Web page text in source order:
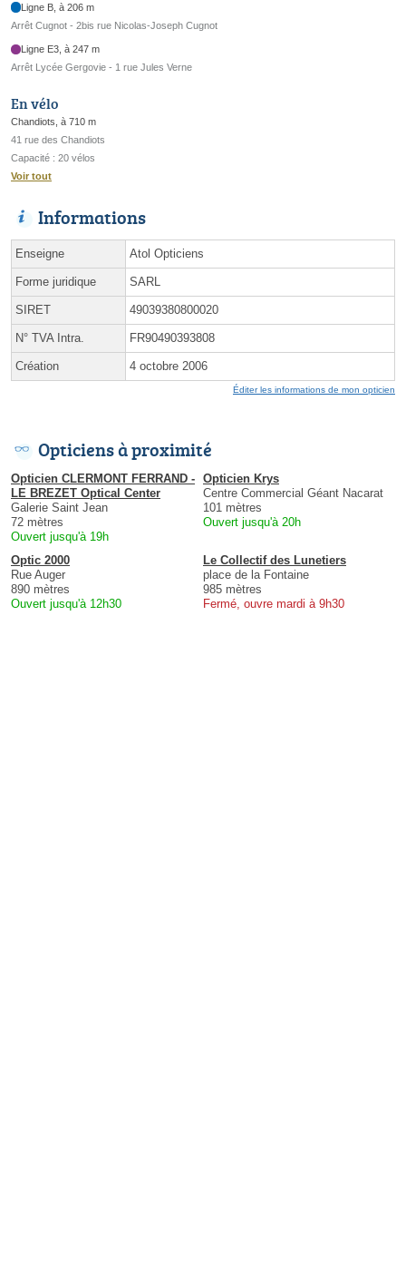
Ligne B, à 206 m
Arrêt Cugnot - 2bis rue Nicolas-Joseph Cugnot
Ligne E3, à 247 m
Arrêt Lycée Gergovie - 1 rue Jules Verne
En vélo
Chandiots, à 710 m
41 rue des Chandiots
Capacité : 20 vélos
Voir tout
Informations
Enseigne Atol Opticiens
Forme juridique SARL
SIRET 49039380800020
N° TVA Intra. FR90490393808
Création 4 octobre 2006
Éditer les informations de mon opticien
Opticiens à proximité
Opticien CLERMONT FERRAND -
LE BREZET Optical Center
Galerie Saint Jean
72 mètres
Ouvert jusqu'à 19h
Opticien Krys
Centre Commercial Géant Nacarat
101 mètres
Ouvert jusqu'à 20h
Optic 2000
Rue Auger
890 mètres
Ouvert jusqu'à 12h30
Le Collectif des Lunetiers
place de la Fontaine
985 mètres
Fermé, ouvre mardi à 9h30